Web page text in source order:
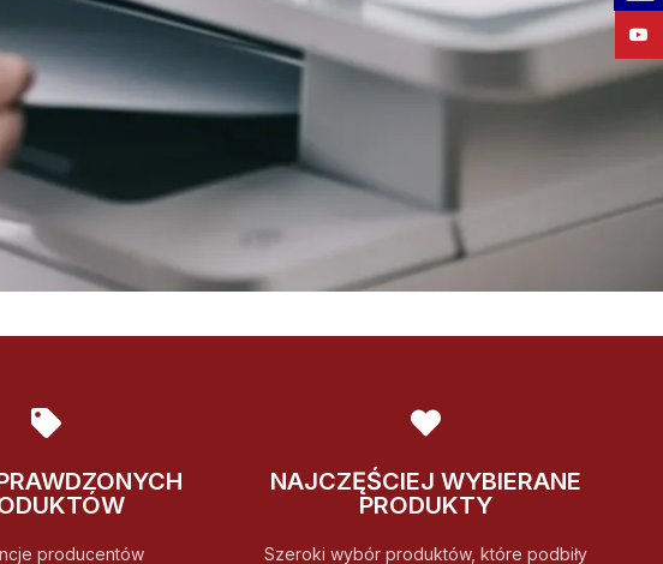
producentów
NAJCZĘŚCIEJ WYBIERANE
PRODUKTY
Szeroki wybór produktów, które podbiły